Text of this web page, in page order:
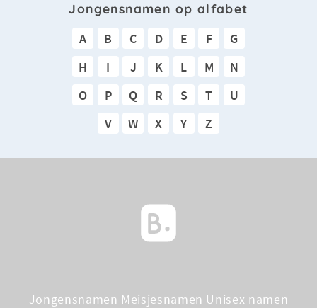
Jongensnamen op alfabet
A B C D E F
G
H
I J K L M
N
O
P Q R S T
U
V
W X Y Z
Jongensnamen Meisjesnamen Unisex namen